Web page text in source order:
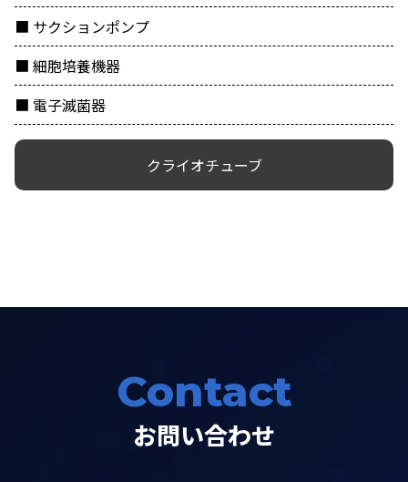
サクションポンプ
細胞培養機器
電子滅菌器
クライオチューブ
Contact
お問い合わせ